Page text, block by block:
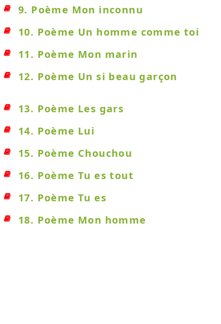
9. Poème Mon inconnu
10. Poème Un homme comme toi
11. Poème Mon marin
12. Poème Un si beau garçon
13. Poème Les gars
14. Poème Lui
15. Poème Chouchou
16. Poème Tu es tout
17. Poème Tu es
18. Poème Mon homme